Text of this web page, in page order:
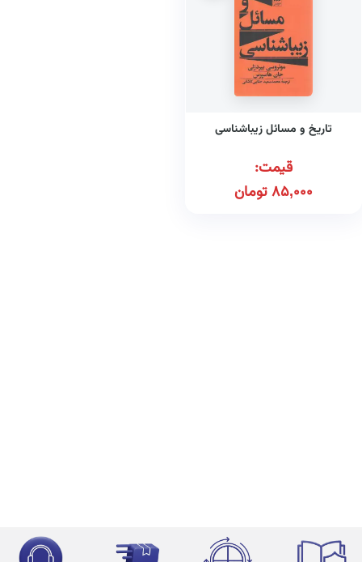
تاریخ و مسائل زیباشناسی
قیمت:
85,000تومان